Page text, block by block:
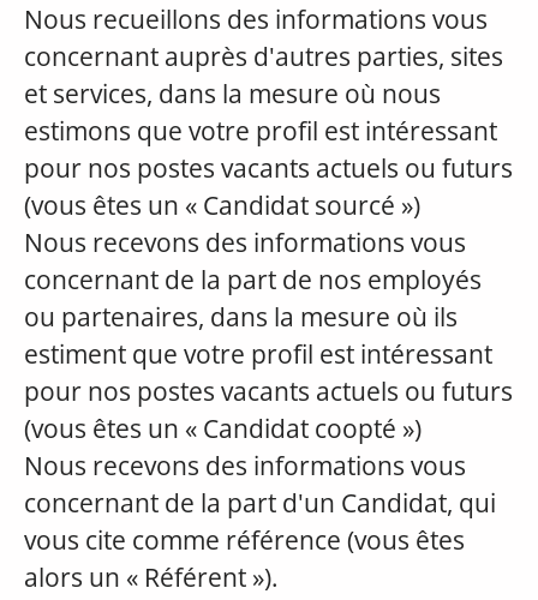
Nous recueillons des informations vous
concernant auprès d'autres parties, sites
et services, dans la mesure où nous
estimons que votre profil est intéressant
pour nos postes vacants actuels ou futurs
(vous êtes un « Candidat sourcé »)
Nous recevons des informations vous
concernant de la part de nos employés
ou partenaires, dans la mesure où ils
estiment que votre profil est intéressant
pour nos postes vacants actuels ou futurs
(vous êtes un « Candidat coopté »)
Nous recevons des informations vous
concernant de la part d'un Candidat, qui
vous cite comme référence (vous êtes
alors un « Référent »).